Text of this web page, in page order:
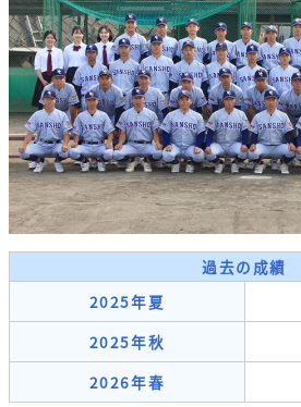
過去の成績
2025年夏
2025年秋
2026年春